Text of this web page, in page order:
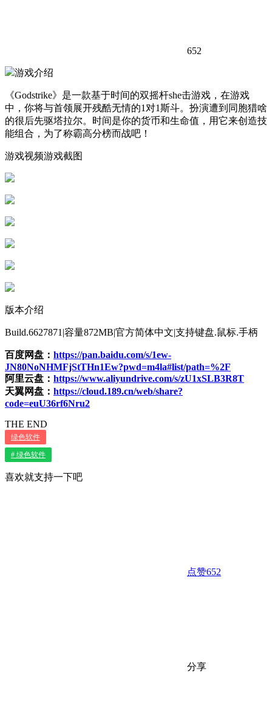
652
游戏介绍
《Godstrike》是一款基于时间的双摇杆she击游戏，在游戏
中，你将与首领展开残酷无情的1对1斯斗。扮演遭到同胞猎啥
的很后先驱塔拉尔。时间是你的货币和生命值，用它来创造技
能组合，为了称霸高分榜而战吧！
游戏视频游戏截图
版本介绍
Build.6627871|容量872MB|官方简体中文|支持键盘.鼠标.手柄
百度网盘： https://pan.baidu.com/s/1ew-
JN80NoNHMFjStTHn1Ew?pwd=m4la#list/path=%2F
阿里云盘： https://www.aliyundrive.com/s/zU1xSLB3R8T
天翼网盘： https://cloud.189.cn/web/share?
code=euU36rf6Nru2
THE END
绿色软件
# 绿色软件
喜欢就支持一下吧
点赞652
分享